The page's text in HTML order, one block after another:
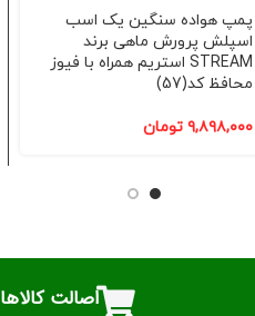
پمپ هواده سنگین یک اسب
اسپلش پرورش ماهی برند
STREAM استریم همراه با فیوز
محافظ کد(57)
۹,۸۹۸,۰۰۰ تومان
اصالت کالاها